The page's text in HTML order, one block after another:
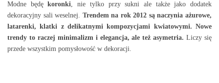
Modne będękoronki, nie tylko przy sukni ale także jako dodatek
dekoracyjny sali weselnej. Trendem na rok 2012 są naczynia ażurowe,
latarenki, klatki z delikatnymi kompozycjami kwiatowymi. Nowe
trendy toraczej minimalizm i elegancja, ale też asymetria. Liczy się
przede wszystkim pomysłowość w dekoracji.